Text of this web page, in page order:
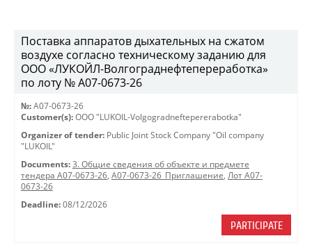
Поставка аппаратов дыхательных на сжатом
воздухе согласно техническому заданию для
ООО «ЛУКОЙЛ-Волгограднефтепереработка»
по лоту № A07-0673-26
№: A07-0673-26
Customer(s): OOO "LUKOIL-Volgogradneftepererabotka"
Organizer of tender: Public Joint Stock Company "Oil company
"LUKOIL"
Documents: 3. Общие сведения об объекте и предмете
тендера A07-0673-26, A07-0673-26_Приглашение, Лот A07-
0673-26
Deadline: 08/12/2026
PARTICIPATE